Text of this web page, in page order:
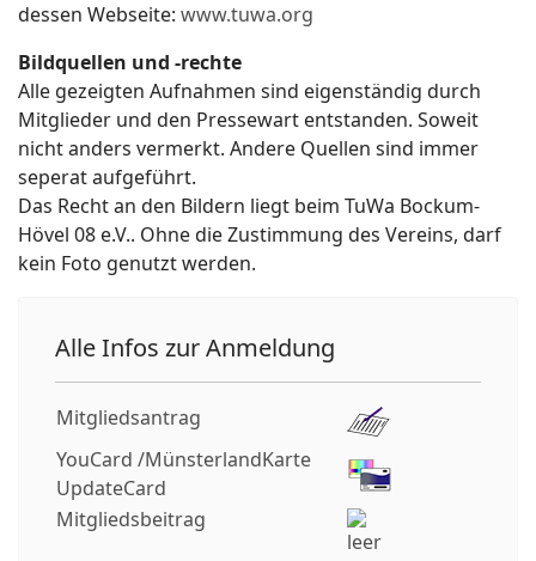
dessen Webseite: www.tuwa.org
Bildquellen und -rechte
Alle gezeigten Aufnahmen sind eigenständig durch
Mitglieder und den Pressewart entstanden. Soweit
nicht anders vermerkt. Andere Quellen sind immer
seperat aufgeführt.
Das Recht an den Bildern liegt beim TuWa Bockum-
Hövel 08 e.V.. Ohne die Zustimmung des Vereins, darf
kein Foto genutzt werden.
Alle Infos zur Anmeldung
Mitgliedsantrag
YouCard /MünsterlandKarte
UpdateCard
Mitgliedsbeitrag